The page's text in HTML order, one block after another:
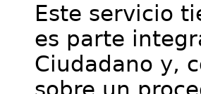
Este servicio
es parte
Ciudadano y,